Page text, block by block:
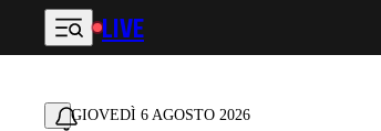
Vai al contenuto principale
LIVE
GIOVEDÌ 6 AGOSTO 2026